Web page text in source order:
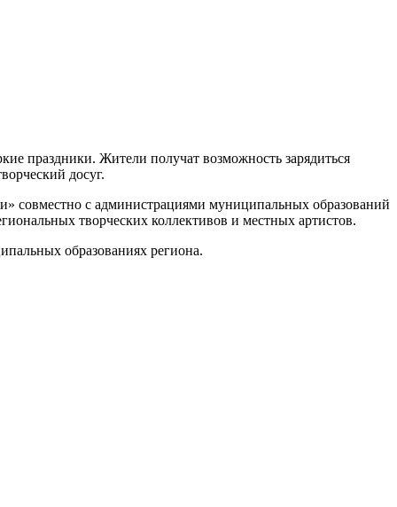
праздники. Жители получат возможность зарядиться
досуг.
совместно с администрациями муниципальных образований
творческих коллективов и местных артистов.
образованиях региона.